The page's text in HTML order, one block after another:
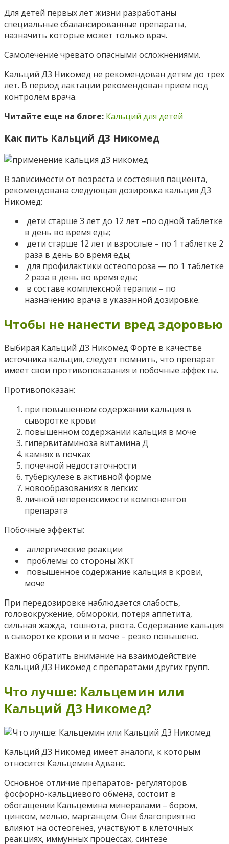
Для детей первых лет жизни разработаны
специальные сбалансированные препараты,
назначить которые может только врач.
Самолечение чревато опасными осложнениями.
Кальций Д3 Никомед не рекомендован детям до трех
лет. В период лактации рекомендован прием под
контролем врача.
Читайте еще на блоге: Кальций для детей
Как пить Кальций Д3 Никомед
В зависимости от возраста и состояния пациента,
рекомендована следующая дозировка кальция Д3
Никомед:
дети старше 3 лет до 12 лет –по одной таблетке
в день во время еды;
дети старше 12 лет и взрослые – по 1 таблетке 2
раза в день во время еды;
для профилактики остеопороза — по 1 таблетке
2 раза в день во время еды;
в составе комплексной терапии – по
назначению врача в указанной дозировке.
Чтобы не нанести вред здоровью
Выбирая Кальций Д3 Никомед Форте в качестве
источника кальция, следует помнить, что препарат
имеет свои противопоказания и побочные эффекты.
Противопоказан:
при повышенном содержании кальция в
сыворотке крови
повышенном содержании кальция в моче
гипервитаминоза витамина Д
камнях в почках
почечной недостаточности
туберкулезе в активной форме
новообразованиях в легких
личной непереносимости компонентов
препарата
Побочные эффекты:
аллергические реакции
проблемы со стороны ЖКТ
повышенное содержание кальция в крови,
моче
При передозировке наблюдается слабость,
головокружение, обмороки, потеря аппетита,
сильная жажда, тошнота, рвота. Содержание кальция
в сыворотке крови и в моче – резко повышено.
Важно обратить внимание на взаимодействие
Кальций Д3 Никомед с препаратами других групп.
Что лучше: Кальцемин или
Кальций Д3 Никомед?
Кальций Д3 Никомед имеет аналоги, к которым
относится Кальцемин Адванс.
Основное отличие препаратов- регуляторов
фосфорно-кальциевого обмена, состоит в
обогащении Кальцемина минералами – бором,
цинком, мелью, марганцем. Они благоприятно
влияют на остеогенез, участвуют в клеточных
реакциях, иммунных процессах, синтезе